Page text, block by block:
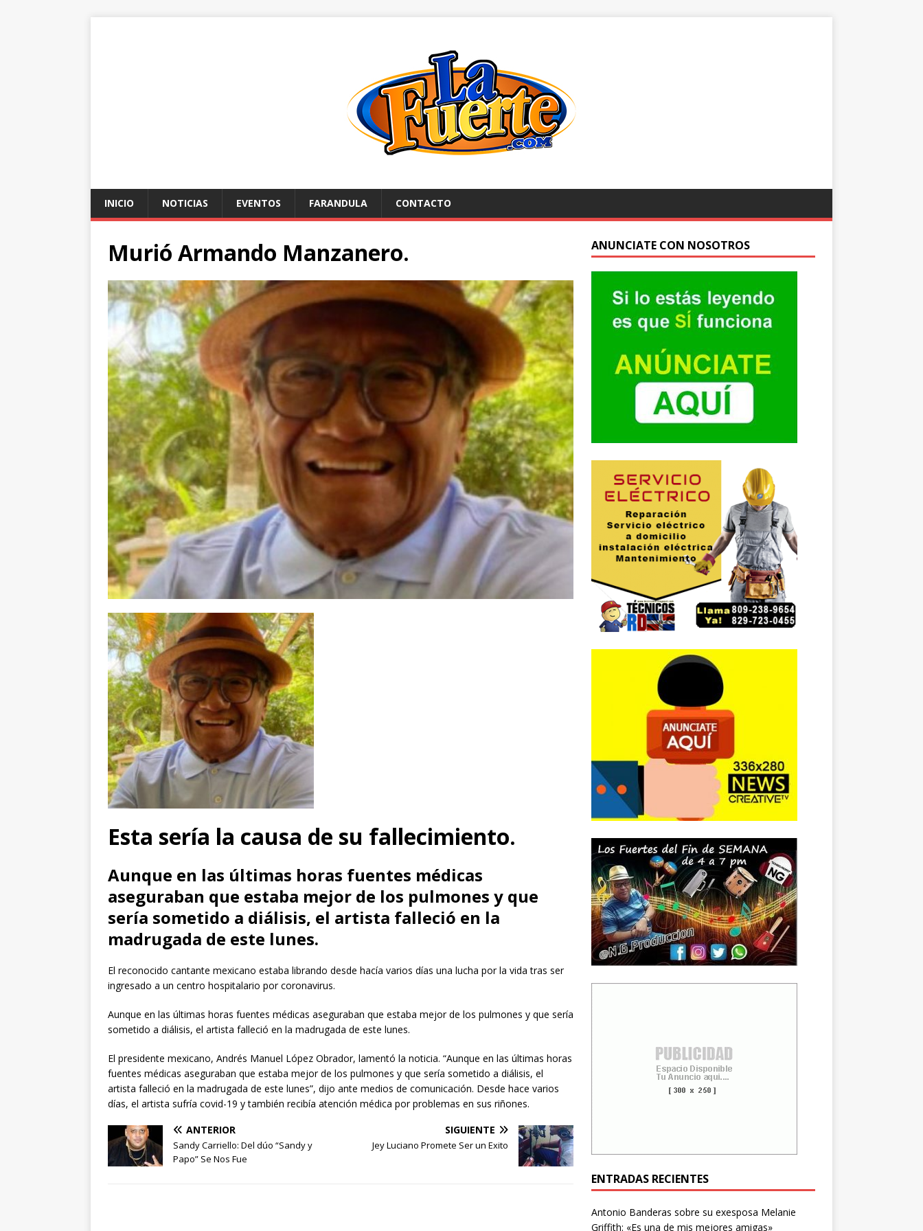
INICIO NOTICIAS EVENTOS FARANDULA CONTACTO
Murió Armando Manzanero.
Esta sería la causa de su fallecimiento.
Aunque en las últimas horas fuentes médicas
aseguraban que estaba mejor de los pulmones y que
sería sometido a diálisis, el artista falleció en la
madrugada de este lunes.
El reconocido cantante mexicano estaba librando desde hacía varios días una lucha por la vida tras ser
ingresado a un centro hospitalario por coronavirus.
Aunque en las últimas horas fuentes médicas aseguraban que estaba mejor de los pulmones y que sería
sometido a diálisis, el artista falleció en la madrugada de este lunes.
El presidente mexicano, Andrés Manuel López Obrador, lamentó la noticia. “Aunque en las últimas horas
fuentes médicas aseguraban que estaba mejor de los pulmones y que sería sometido a diálisis, el
artista falleció en la madrugada de este lunes”, dijo ante medios de comunicación. Desde hace varios
días, el artista sufría covid-19 y también recibía atención médica por problemas en sus riñones.
ANTERIOR
Sandy Carriello: Del dúo “Sandy y
Papo” Se Nos Fue
SIGUIENTE
Jey Luciano Promete Ser un Exito
ANUNCIATE CON NOSOTROS
ENTRADAS RECIENTES
Antonio Banderas sobre su exesposa Melanie
Griffith: «Es una de mis mejores amigas»